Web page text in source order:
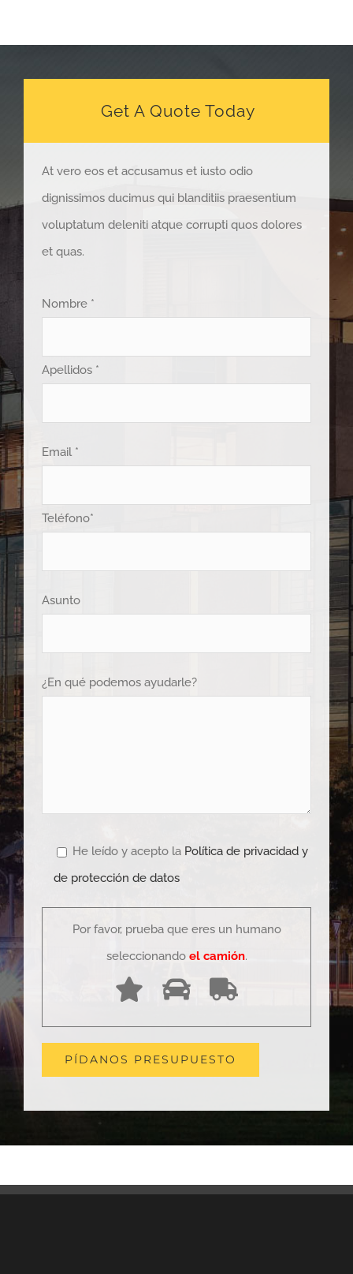
Get A Quote Today
At vero eos et accusamus et iusto odio
dignissimos ducimus qui blanditiis praesentium
voluptatum deleniti atque corrupti quos dolores
et quas.
Nombre *
Apellidos *
Email *
Teléfono*
Asunto
¿En qué podemos ayudarle?
He leído y acepto la Política de privacidad y
de protección de datos
Por favor, prueba que eres un humano
seleccionando el camión.